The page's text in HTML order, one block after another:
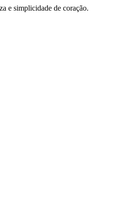
e simplicidade de coração.